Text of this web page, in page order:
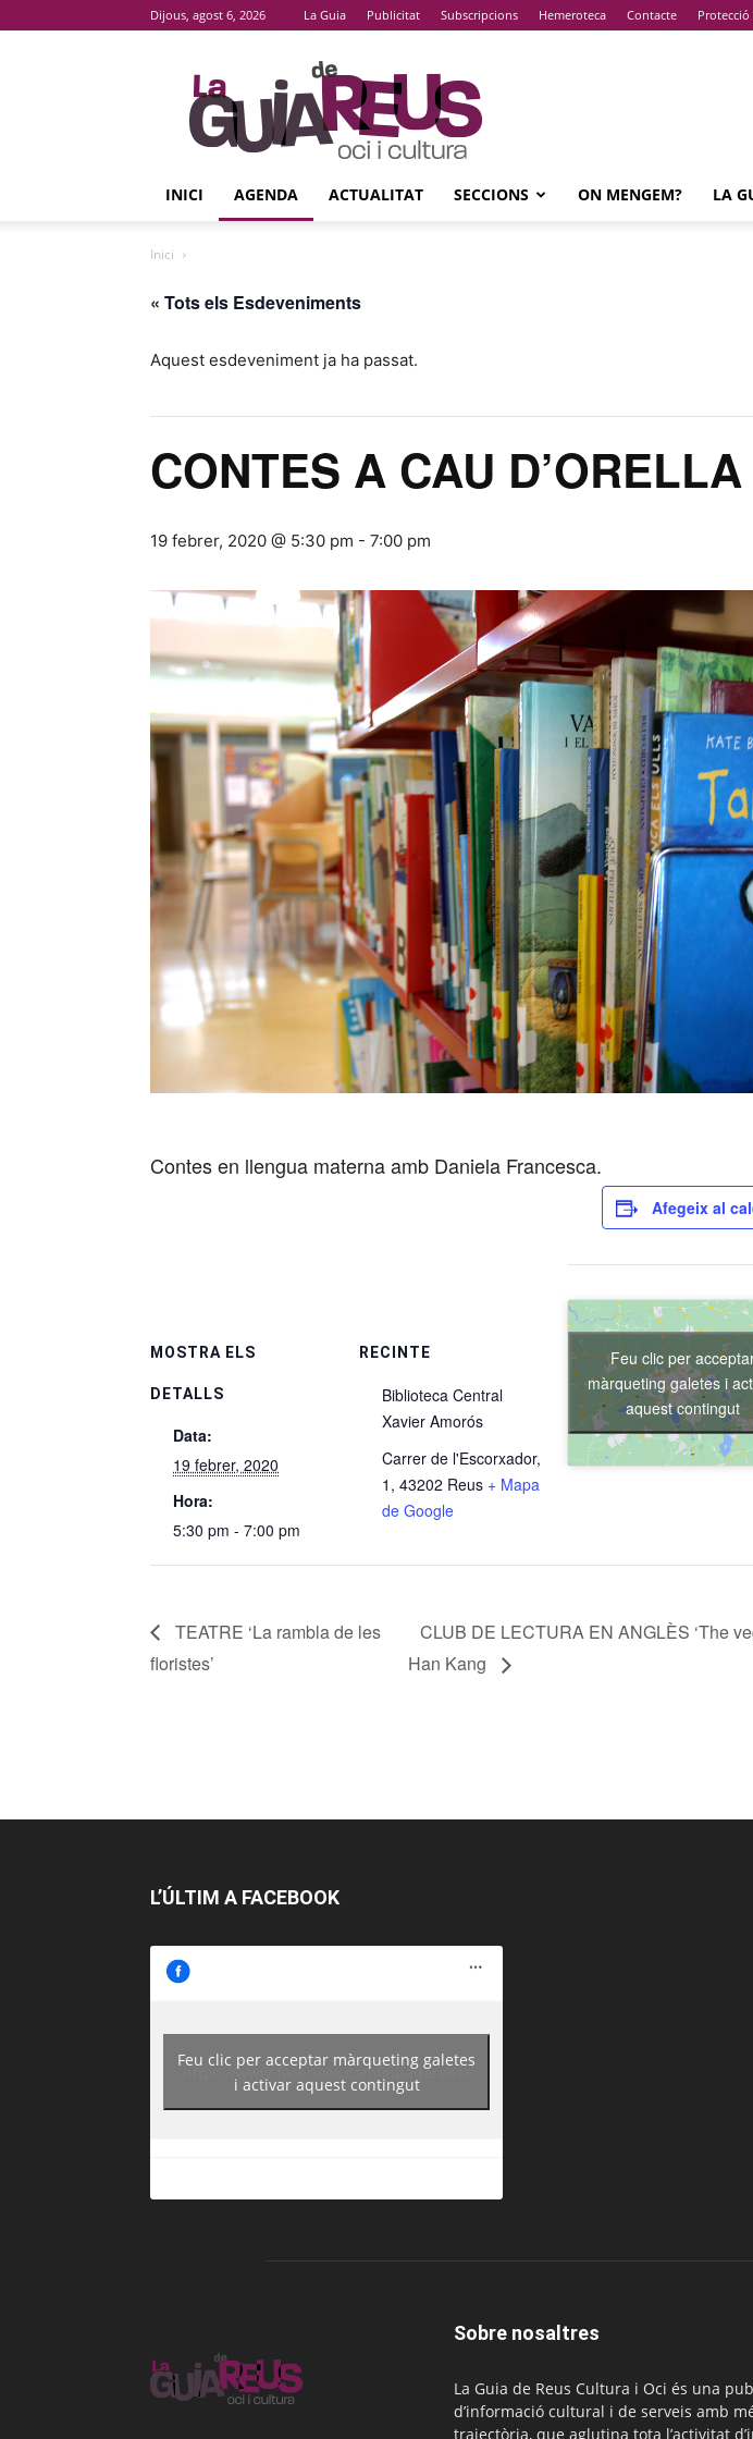
Dijous, agost 6, 2026 La Guia Publicitat Subscripcions Hemeroteca Contacte
La
Guia
De
Reus
INICI AGENDA ACTUALITAT SECCIONS ON MENGEM? LA
Inici
« Tots els Esdeveniments
Aquest esdeveniment ja ha passat.
CONTES A CAU D’ORELLA
19 febrer, 2020 @ 5:30 pm - 7:00 pm
Contes en llengua materna amb Daniela Francesca.
Afegeix al
MOSTRA ELS
DETALLS
Data:
19 febrer, 2020
Hora:
5:30 pm - 7:00 pm
RECINTE
Biblioteca Central
Xavier Amorós
Carrer de l'Escorxador,
1, 43202 Reus + Mapa
de Google
Feu clic per
màrqueting galetes i
aquest contingut
TEATRE ‘La rambla de les
floristes’
CLUB DE LECTURA EN ANGLÈS ‘The
Han Kang
L’ÚLTIM A FACEBOOK
https://www.facebook.com/guiadereus/
Feu clic per acceptar màrqueting galetes
i activar aquest contingut
Sobre nosaltres
La Guia de Reus Cultura i Oci és una
d’informació cultural i de serveis amb
trajectòria, que aglutina tota l’activitat